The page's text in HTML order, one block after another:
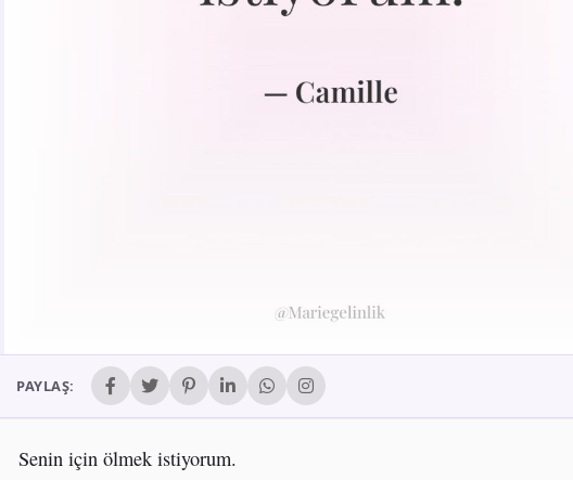
PAYLAŞ:
Senin için ölmek istiyorum.